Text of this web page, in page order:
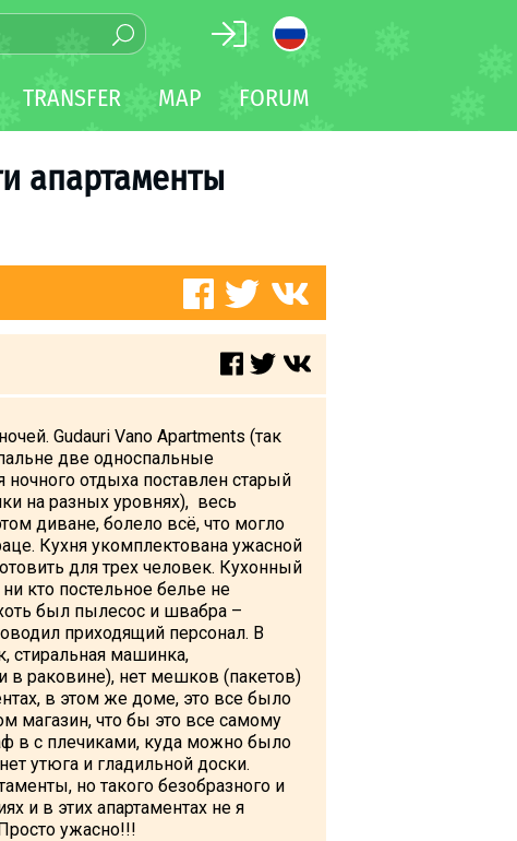
TRANSFER MAP FORUM
апартаменты
Gudauri Vano Apartments (так
две односпальные
отдыха поставлен старый
на разных уровнях), весь
диване, болело всё, что могло
Кухня укомплектована ужасной
для трех человек. Кухонный
кто постельное белье не
был пылесос и швабра –
приходящий персонал. В
стиральная машинка,
в раковине), нет мешков (пакетов)
в этом же доме, это все было
магазин, что бы это все самому
в с плечиками, куда можно было
утюга и гладильной доски.
но такого безобразного и
и в этих апартаментах не я
ужасно!!!